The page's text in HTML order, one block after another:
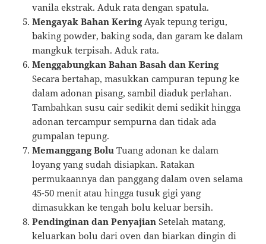
vanila ekstrak. Aduk rata dengan spatula.
Mengayak Bahan KeringAyak tepung terigu,
baking powder, baking soda, dan garam ke dalam
mangkuk terpisah. Aduk rata.
Menggabungkan Bahan Basah dan Kering
Secara bertahap, masukkan campuran tepung ke
dalam adonan pisang, sambil diaduk perlahan.
Tambahkan susu cair sedikit demi sedikit hingga
adonan tercampur sempurna dan tidak ada
gumpalan tepung.
Memanggang Bolu Tuang adonan ke dalam
loyang yang sudah disiapkan. Ratakan
permukaannya dan panggang dalam oven selama
45-50 menit atau hingga tusuk gigi yang
dimasukkan ke tengah bolu keluar bersih.
Pendinginan dan Penyajian Setelah matang,
keluarkan bolu dari oven dan biarkan dingin di